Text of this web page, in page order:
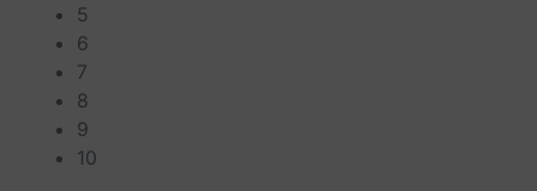
5
6
7
8
9
10